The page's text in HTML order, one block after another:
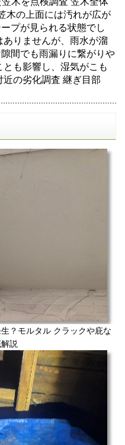
木の上面には汚れが広が
プが見られる状態でし
りませんが、雨水が溜
間でも雨漏りに繋がりや
も影響し、湿気がこも
近の劣化調査 継ぎ目部
？モルタル クラックや庇な
説